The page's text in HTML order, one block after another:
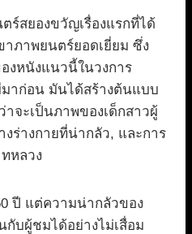
ร์สยองขวัญเรื่องแรกที่ได้
าภาพยนตร์ยอดเยี่ยม ซึ่ง
งหนังแนวนี้ในวงการ
าก่อน มันได้สร้างต้นแบบ
จะเป็นภาพของเด็กสาวผู้
งร่างกายที่น่ากลัว, และการ
หลวง
ปี แต่ความน่ากลัวของ
กับผู้ชมได้อย่างไม่เสื่อม